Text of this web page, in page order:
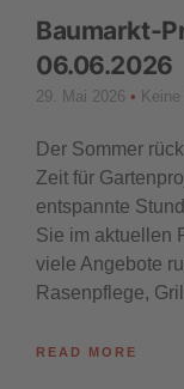
Baumarkt-
06.06.2026
29. Mai 2026
Der Sommer
Zeit für
entspannte
Sie im aktuellen
viele Angebote
Rasenpflege,
READ MORE